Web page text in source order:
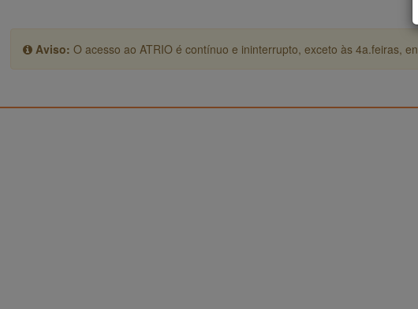
Aviso: O acesso ao ATRIO é contínuo e ininterrupto, exceto às 4a.feiras,